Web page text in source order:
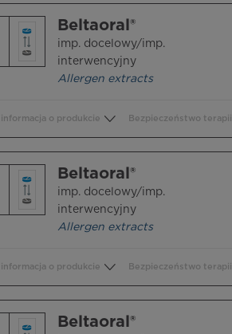
Beltaoral®
imp. docelowy/imp.
interwencyjny
Allergen extracts
informacja o produkcie Bezpieczeństwo terapii
Beltaoral®
imp. docelowy/imp.
interwencyjny
Allergen extracts
informacja o produkcie Bezpieczeństwo terapii
Beltaoral®